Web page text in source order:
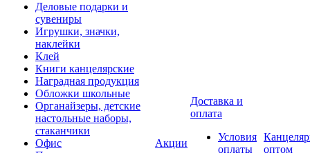
Деловые подарки и
сувениры
Игрушки, значки,
наклейки
Клей
Книги канцелярские
Наградная продукция
Обложки школьные
Органайзеры, детские
настольные наборы,
стаканчики
Офис
Акции
Доставка и
оплата
Условия
оплаты
оптом